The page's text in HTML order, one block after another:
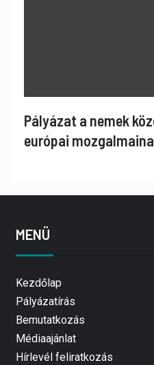
Pályázat a nemek
európai
MENÜ
Kezdőlap
Pályázatírás
Bemutatkozás
Médiaajánlat
Hírlevél feliratkozás